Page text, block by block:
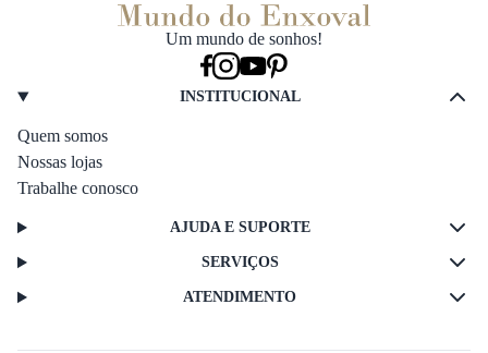
Um mundo de sonhos!
INSTITUCIONAL
Quem somos
Nossas lojas
Trabalhe conosco
AJUDA E SUPORTE
SERVIÇOS
ATENDIMENTO